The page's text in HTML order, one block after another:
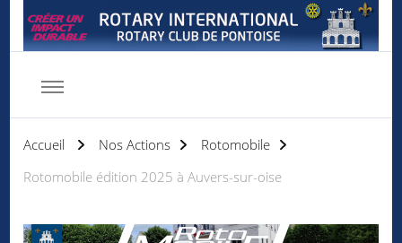
Accueil Nos Actions
Rotomobile
Rotomobile édition 2025 à Auvers-sur-oise